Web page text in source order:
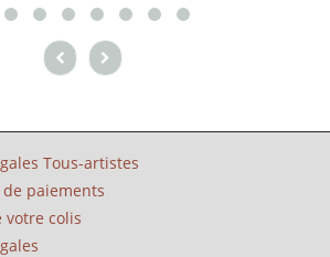
Tous-artistes
de paiements
votre colis